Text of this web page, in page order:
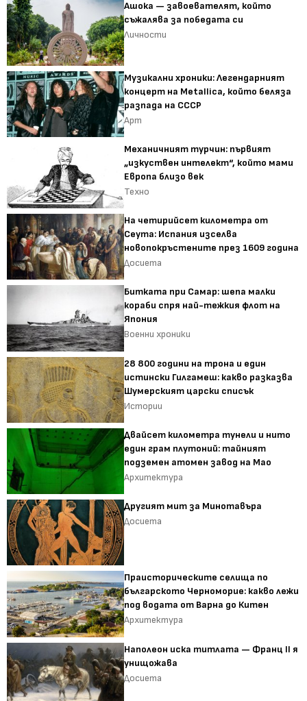
Ашока — завоевателят, който
съжалява за победата си
Личности
Музикални хроники: Легендарният
концерт на Metallica, който беляза
разпада на СССР
Арт
Механичният турчин: първият
„изкуствен интелект“, който мами
Европа близо век
Техно
На четирийсет километра от
Сеута: Испания изселва
новопокръстените през 1609 година
Досиета
Битката при Самар: шепа малки
кораби спря най-тежкия флот на
Япония
Военни хроники
28 800 години на трона и един
истински Гилгамеш: какво разказва
Шумерският царски списък
Истории
Двайсет километра тунели и нито
един грам плутоний: тайният
подземен атомен завод на Мао
Архитектура
Другият мит за Минотавъра
Досиета
Праисторическите селища по
българското Черноморие: какво лежи
под водата от Варна до Китен
Архитектура
Наполеон иска титлата — Франц II я
унищожава
Досиета